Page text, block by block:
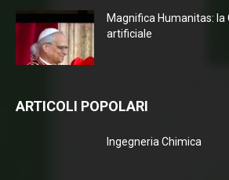
Magnifica Humanitas: la
artificiale
ARTICOLI POPOLARI
Ingegneria Chimica